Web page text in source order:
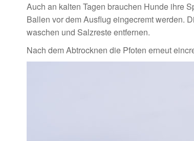
Auch an kalten Tagen brauchen Hunde ihre
Ballen vor dem Ausflug eingecremt werden.
waschen und Salzreste entfernen.
Nach dem Abtrocknen die Pfoten erneut